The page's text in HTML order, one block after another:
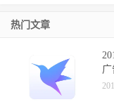
热门文章
广